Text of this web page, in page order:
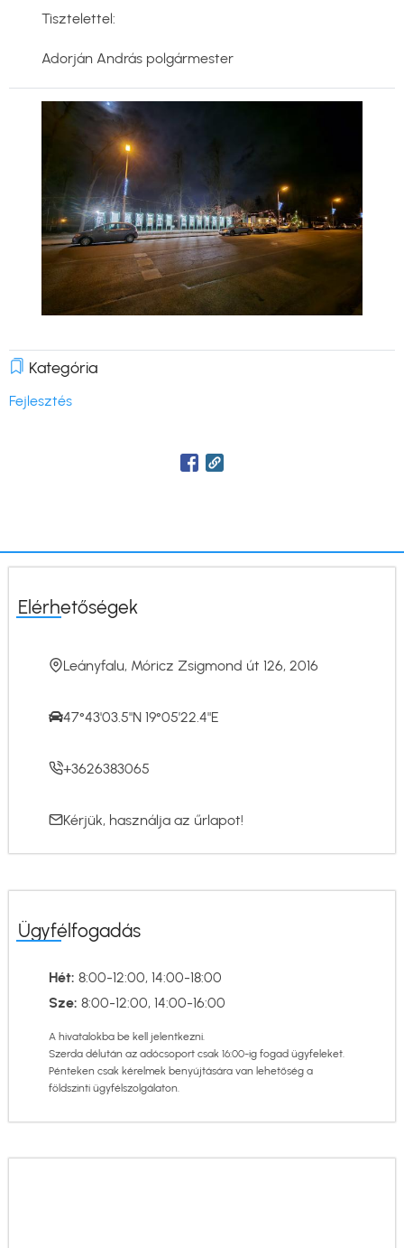
Tisztelettel:
Adorján András polgármester
Kategória
Fejlesztés
Elérhetőségek
Leányfalu, Móricz Zsigmond út 126, 2016
47°43'03.5"N 19°05'22.4"E
+3626383065
Kérjük, használja az űrlapot!
Ügyfélfogadás
Hét: 8:00-12:00, 14:00-18:00
Sze: 8:00-12:00, 14:00-16:00
A hivatalokba be kell jelentkezni.
Szerda délután az adócsoport csak 16:00-ig fogad ügyfeleket.
Pénteken csak kérelmek benyújtására van lehetőség a
földszinti ügyfélszolgálaton.